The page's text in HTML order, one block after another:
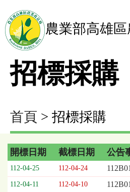
農業部高雄
招標採購
首頁 > 招標採購
招
標
採
開標日期 截標日期 公告
112-04-25 112-04-24
112-04-11 112-04-10